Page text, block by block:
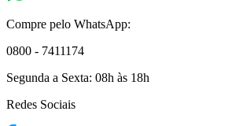
Compre pelo WhatsApp:
0800 - 7411174
Segunda a Sexta: 08h às 18h
Redes Sociais